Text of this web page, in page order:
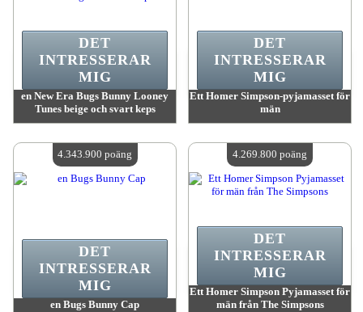
en New Era Bugs Bunny Looney
Tunes beige och svart keps
Antal tillgängliga:4
DET
INTRESSERAR
MIG
Ett Homer Simpson-pyjamasset för
män
Antal tillgängliga:4
DET
INTRESSERAR
MIG
en Bugs Bunny Cap
DET
INTRESSERAR
MIG
4.343.900 poäng
Ett Homer Simpson Pyjamasset för
män från The Simpsons
DET
INTRESSERAR
MIG
4.269.800 poäng